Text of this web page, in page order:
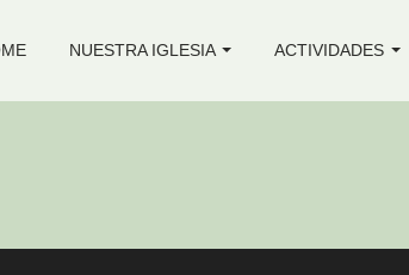
NUESTRA IGLESIA ACTIVIDADES